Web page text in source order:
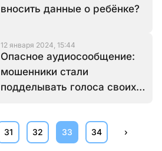
вносить данные о ребёнке?
12 января 2024, 15:44
Опасное аудиосообщение:
мошенники стали
подделывать голоса своих
31 32 33 34 ›